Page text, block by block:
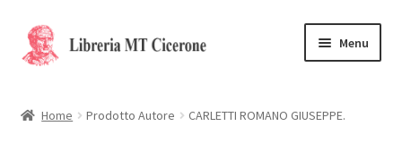
Vai
alla
Vai
al
Menu
Home Prodotto Autore CARLETTI ROMANO GIUSEPPE.